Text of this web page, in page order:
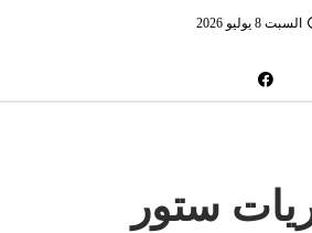
السبت 8 يوليو 2026
ستور